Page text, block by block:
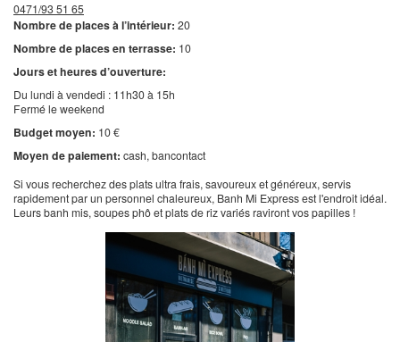
0471/93 51 65
Nombre de places à l’intérieur: 20
Nombre de places en terrasse: 10
Jours et heures d’ouverture:
Du lundi à vendedi : 11h30 à 15h
Fermé le weekend
Budget moyen: 10 €
Moyen de paiement: cash bancontact
Si vous recherchez des plats ultra frais, savoureux et généreux, servis
rapidement par un personnel chaleureux, Banh Mi Express est l'endroit idéal.
Leurs banh mis, soupes phô et plats de riz variés raviront vos papilles !